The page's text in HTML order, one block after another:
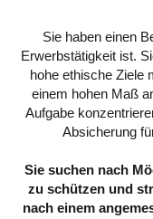
Sie haben einen
Erwerbstätigkeit ist.
hohe ethische Ziele
einem hohen Maß
Aufgabe
Absicherung
Sie suchen nach
zu schützen und
nach einem